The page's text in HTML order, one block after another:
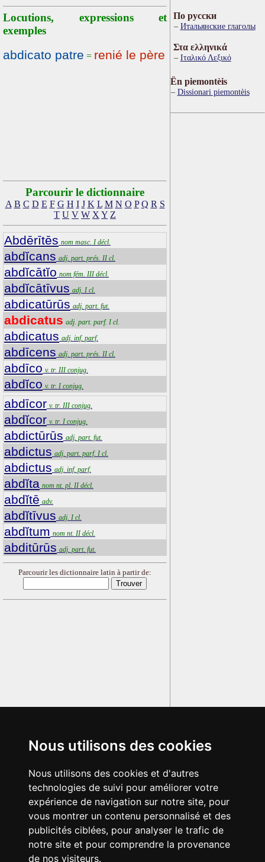
Nous utilisons des cookies
Nous utilisons des cookies et d'autres
technologies de suivi pour améliorer votre
expérience de navigation sur notre site, pour
vous montrer un contenu personnalisé et des
publicités ciblées, pour analyser le trafic de
notre site et pour comprendre la provenance
de nos visiteurs.
Locutions, expressions et
exemples
abdicato patre = renié le père
Parcourir le dictionnaire
A B C D E F G H I J K L M N O P Q R S
T U V W X Y Z
Abdērītēs nom masc. I décl.
abdĭcans adj. part. prés. II cl.
abdĭcātĭo nom fém. III décl.
abdĭcātīvus adj. I cl.
abdicatūrūs adj. part. fut.
abdicatus adj. part. parf. I cl.
abdicatus adj. inf. parf.
abdīcens adj. part. prés. II cl.
abdīco v. tr. III conjug.
abdĭco v. tr. I conjug.
abdīcor v. tr. III conjug.
abdĭcor v. tr. I conjug.
abdictūrūs adj. part. fut.
abdictus adj. part. parf. I cl.
abdictus adj. inf. parf.
abdĭta nom nt. pl. II décl.
abdĭtē adv.
abdĭtīvus adj. I cl.
abdĭtum nom nt. II décl.
abditūrūs adj. part. fut.
Parcourir les dictionnaire latin à partir de:
По русски
Итальянские глаголы
Στα ελληνικά
Ιταλικό Λεξικό
Ën piemontèis
Dissionari piemontèis